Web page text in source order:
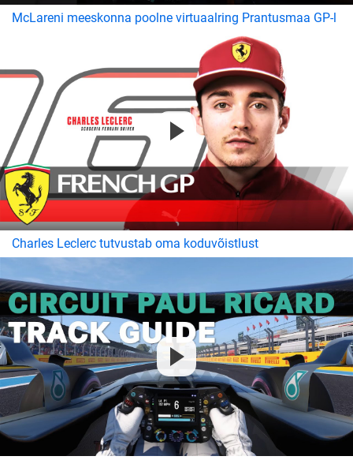
McLareni meeskonna poolne virtuaalring Prantusmaa GP-l
Charles Leclerc tutvustab oma koduvõistlust